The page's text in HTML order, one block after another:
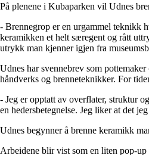
På plenene i Kubaparken vil Udnes
- Brennegrop er en urgammel teknikk
keramikken et helt særegent og rått
utrykk man kjenner igjen fra
Udnes har svennebrev som
håndverks og brenneteknikker. For
- Jeg er opptatt av overflater, struktur
en hedersbetegnelse. Jeg liker at det
Udnes begynner å brenne keramikk
Arbeidene blir vist som en liten pop-